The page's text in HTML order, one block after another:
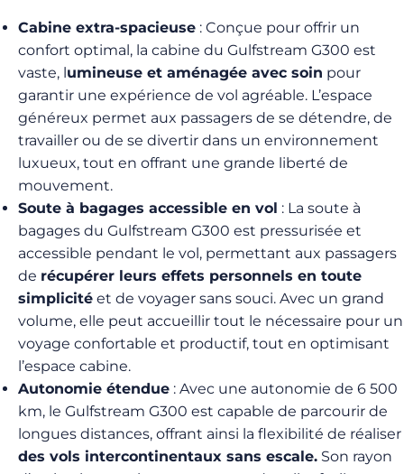
Cabine extra-spacieuse : Conçue pour offrir un
confort optimal, la cabine du Gulfstream G300 est
vaste, l umineuse et aménagée avec soin pour
garantir une expérience de vol agréable. L’espace
généreux permet aux passagers de se détendre, de
travailler ou de se divertir dans un environnement
luxueux, tout en offrant une grande liberté de
mouvement.
Soute à bagages accessible en vol : La soute à
bagages du Gulfstream G300 est pressurisée et
accessible pendant le vol, permettant aux passagers
de récupérer leurs effets personnels en toute
simplicité et de voyager sans souci. Avec un grand
volume, elle peut accueillir tout le nécessaire pour un
voyage confortable et productif, tout en optimisant
l’espace cabine.
Autonomie étendue : Avec une autonomie de 6 500
km, le Gulfstream G300 est capable de parcourir de
longues distances, offrant ainsi la flexibilité de réaliser
des vols intercontinentaux sans escale. Son rayon